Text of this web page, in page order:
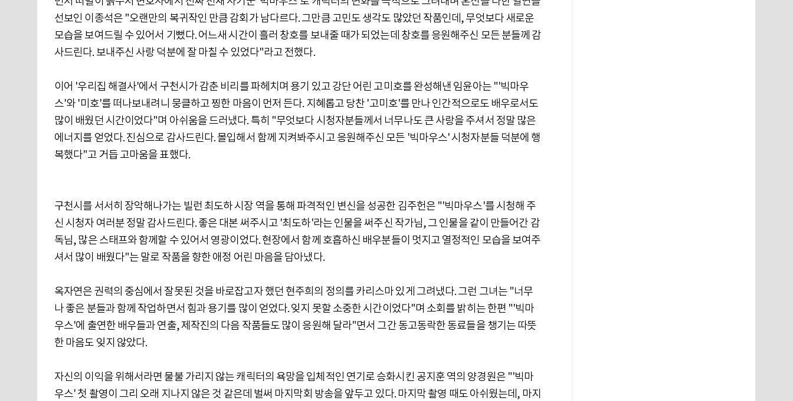
선보인 이종석은 "오랜만의 복귀작인 만큼 감회가 남다르다. 그만큼 고민도 생각도 많았던 작품인데, 무엇보다 새로운
모습을 보여드릴 수 있어서 기뻤다. 어느새 시간이 흘러 창호를 보내줄 때가 되었는데 창호를 응원해주신 모든 분들께 감
사드린다. 보내주신 사랑 덕분에 잘 마칠 수 있었다"라고 전했다.
이어 '우리집 해결사'에서 구천시가 감춘 비리를 파헤치며 용기 있고 강단 어린 고미호를 완성해낸 임윤아는 "'빅마우
스'와 '미호'를 떠나보내려니 뭉클하고 찡한 마음이 먼저 든다. 지혜롭고 당찬 '고미호'를 만나 인간적으로도 배우로서도
많이 배웠던 시간이었다"며 아쉬움을 드러냈다. 특히 "무엇보다 시청자분들께서 너무나도 큰 사랑을 주셔서 정말 많은
에너지를 얻었다. 진심으로 감사드린다. 몰입해서 함께 지켜봐주시고 응원해주신 모든 '빅마우스' 시청자분들 덕분에 행
복했다"고 거듭 고마움을 표했다.
구천시를 서서히 장악해나가는 빌런 최도하 시장 역을 통해 파격적인 변신을 성공한 김주헌은 "'빅마우스'를 시청해 주
신 시청자 여러분 정말 감사드린다. 좋은 대본 써주시고 '최도하'라는 인물을 써주신 작가님, 그 인물을 같이 만들어간 감
독님, 많은 스태프와 함께할 수 있어서 영광이었다. 현장에서 함께 호흡하신 배우분들이 멋지고 열정적인 모습을 보여주
셔서 많이 배웠다"는 말로 작품을 향한 애정 어린 마음을 담아냈다.
옥자연은 권력의 중심에서 잘못된 것을 바로잡고자 했던 현주희의 정의를 카리스마 있게 그려냈다. 그런 그녀는 "너무
나 좋은 분들과 함께 작업하면서 힘과 용기를 많이 얻었다. 잊지 못할 소중한 시간이었다"며 소회를 밝히는 한편 "'빅마
우스'에 출연한 배우들과 연출, 제작진의 다음 작품들도 많이 응원해 달라"면서 그간 동고동락한 동료들을 챙기는 따뜻
한 마음도 잊지 않았다.
자신의 이익을 위해서라면 물불 가리지 않는 캐릭터의 욕망을 입체적인 연기로 승화시킨 공지훈 역의 양경원은 "'빅마
우스' 첫 촬영이 그리 오래 지나지 않은 것 같은데 벌써 마지막회 방송을 앞두고 있다. 마지막 촬영 때도 아쉬웠는데, 마지